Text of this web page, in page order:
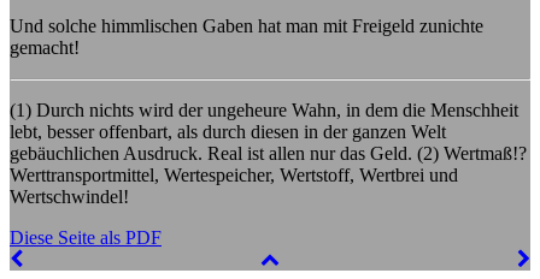
Und solche himmlischen Gaben hat man mit Freigeld zunichte
gemacht!
(1) Durch nichts wird der ungeheure Wahn, in dem die Menschheit
lebt, besser offenbart, als durch diesen in der ganzen Welt
gebäuchlichen Ausdruck. Real ist allen nur das Geld. (2) Wertmaß!?
Werttransportmittel, Wertespeicher, Wertstoff, Wertbrei und
Wertschwindel!
Diese Seite als PDF